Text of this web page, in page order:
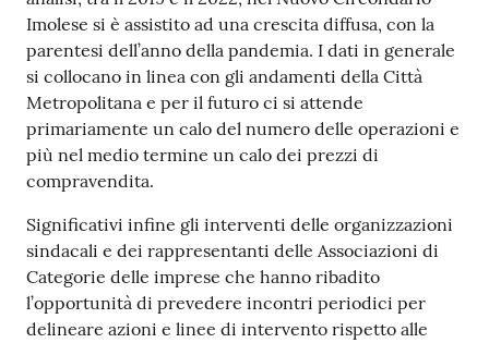
Imolese si è assistito ad una crescita diffusa, con la
parentesi dell’anno della pandemia. I dati in generale
si collocano in linea con gli andamenti della Città
Metropolitana e per il futuro ci si attende
primariamente un calo del numero delle operazioni e
più nel medio termine un calo dei prezzi di
compravendita.
Significativi infine gli interventi delle organizzazioni
sindacali e dei rappresentanti delle Associazioni di
Categorie delle imprese che hanno ribadito
l’opportunità di prevedere incontri periodici per
delineare azioni e linee di intervento rispetto alle